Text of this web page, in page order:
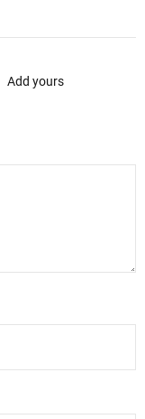
Add yours